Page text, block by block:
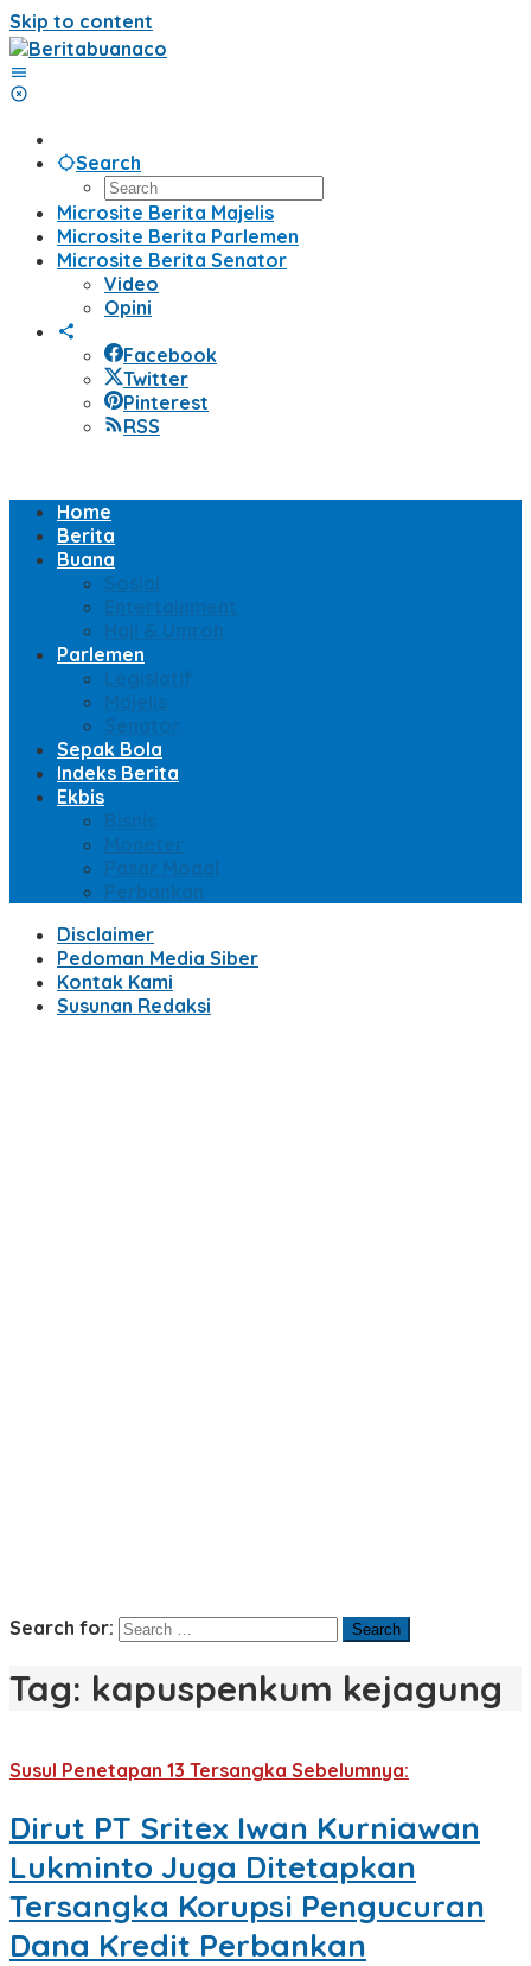
Skip to content
Search
Microsite Berita Majelis
Microsite Berita Parlemen
Microsite Berita Senator
Video
Opini
Facebook
Twitter
Pinterest
RSS
Home
Berita
Buana
Sosial
Entertainment
Haji & Umroh
Parlemen
Legislatif
Majelis
Senator
Sepak Bola
Indeks Berita
Ekbis
Bisnis
Moneter
Pasar Modal
Perbankan
Disclaimer
Pedoman Media Siber
Kontak Kami
Susunan Redaksi
Search for:
Tag: kapuspenkum kejagung
Susul Penetapan 13 Tersangka Sebelumnya:
Dirut PT Sritex Iwan Kurniawan
Lukminto Juga Ditetapkan
Tersangka Korupsi Pengucuran
Dana Kredit Perbankan